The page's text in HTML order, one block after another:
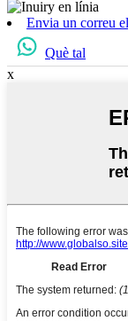
Envia un correu
Què tal
x